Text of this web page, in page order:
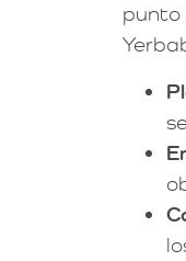
punto